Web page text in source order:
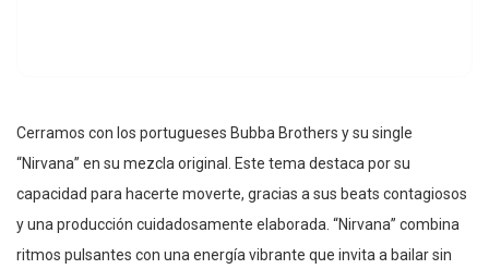
Cerramos con los portugueses Bubba Brothers y su single
“Nirvana” en su mezcla original. Este tema destaca por su
capacidad para hacerte moverte, gracias a sus beats contagiosos
y una producción cuidadosamente elaborada. “Nirvana” combina
ritmos pulsantes con una energía vibrante que invita a bailar sin